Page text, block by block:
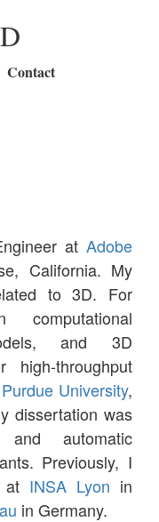
Contact
at Adobe
California. My
to 3D. For
and 3D
throughput
Purdue University,
dissertation was
automatic
Previously, I
at INSA Lyon in
in Germany.